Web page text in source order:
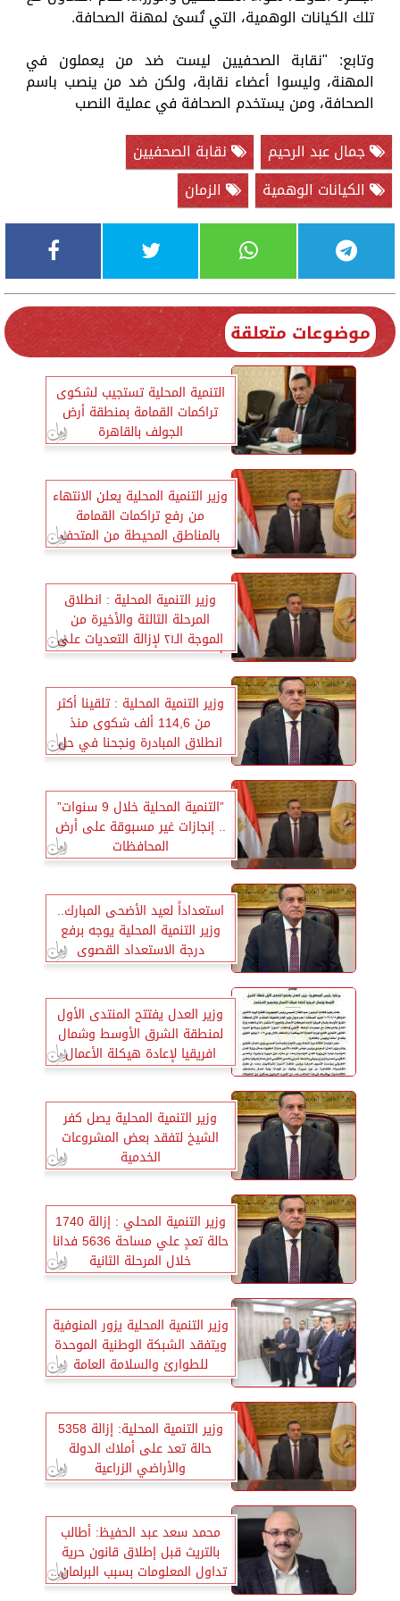
تلك الكيانات الوهمية، التي تُسئ لمهنة الصحافة.
وتابع: "نقابة الصحفيين ليست ضد من يعملون في
المهنة، وليسوا أعضاء نقابة، ولكن ضد من ينصب باسم
الصحافة، ومن يستخدم الصحافة في عملية النصب
جمال عبد الرحيم
نقابة الصحفيين
الكيانات الوهمية
الزمان
موضوعات متعلقة
التنمية المحلية تستجيب لشكوى
تراكمات القمامة بمنطقة أرض
الجولف بالقاهرة
وزير التنمية المحلية يعلن الانتهاء
من رفع تراكمات القمامة
بالمناطق المحيطة من المتحف
المصري الكبير
وزير التنمية المحلية : انطلاق
المرحلة الثالثة والأخيرة من
الموجة الـ٢١ لإزالة التعديات على
أراضي الدولة اليوم بالمحافظات
وزير التنمية المحلية : تلقينا أكثر
من 114,6 ألف شكوى منذ
انطلاق المبادرة ونجحنا في حل
97,7%
”التنمية المحلية خلال 9 سنوات”
.. إنجازات غير مسبوقة على أرض
المحافظات
استعداداً لعيد الأضحى المبارك..
وزير التنمية المحلية يوجه برفع
درجة الاستعداد القصوى
بالمحافظات
وزير العدل يفتتح المنتدى الأول
لمنطقة الشرق الأوسط وشمال
افريقيا لإعادة هيكلة الأعمال
وتشجيع الاستثمار
وزير التنمية المحلية يصل كفر
الشيخ لتفقد بعض المشروعات
الخدمية
وزير التنمية المحلي : إزالة 1740
حالة تعدٍ علي مساحة 5636 فدانا
خلال المرحلة الثانية
وزير التنمية المحلية يزور المنوفية
ويتفقد الشبكة الوطنية الموحدة
للطوارئ والسلامة العامة
وزير التنمية المحلية: إزالة 5358
حالة تعد على أملاك الدولة
والأراضي الزراعية
محمد سعد عبد الحفيظ: أطالب
بالتريث قبل إطلاق قانون حرية
تداول المعلومات بسبب البرلمان..
وضياء رشوان يعترض: خالفت